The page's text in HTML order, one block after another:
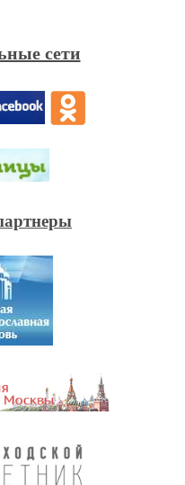
сети